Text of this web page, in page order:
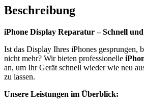
Beschreibung
iPhone Display Reparatur – Schnell
Ist das Display Ihres iPhones gesprungen,
nicht mehr? Wir bieten professionelle
an, um Ihr Gerät schnell wieder wie neu
zu lassen.
Unsere Leistungen im Überblick: